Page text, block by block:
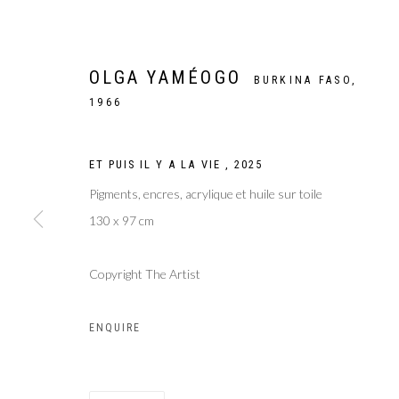
ART PARIS
OLGA YAMÉOGO
BURKINA FASO,
1966
ET PUIS IL Y A LA VIE , 2025
Pigments, encres, acrylique et huile sur toile
130 x 97 cm
Copyright The Artist
ENQUIRE